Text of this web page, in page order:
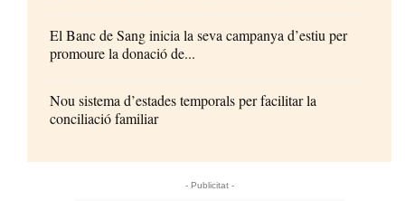
El Banc de Sang inicia la seva campanya d’estiu per
promoure la donació de...
Nou sistema d’estades temporals per facilitar la
conciliació familiar
- Publicitat -